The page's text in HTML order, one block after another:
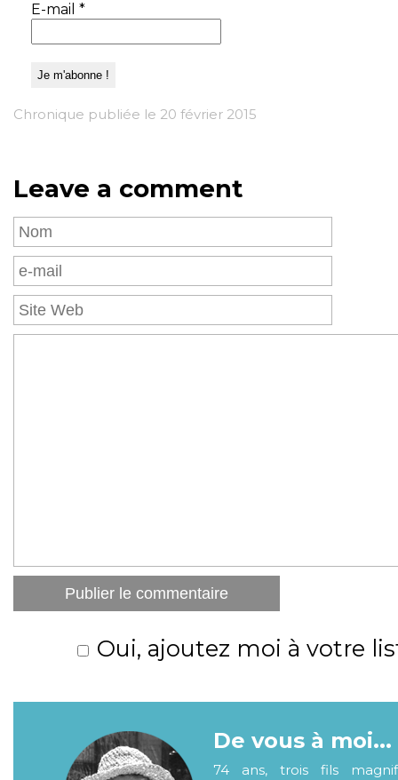
E-mail *
Chronique publiée le 20 février 2015
Leave a comment
Oui, ajoutez moi à votre
De vous à moi...
74 ans, trois fils